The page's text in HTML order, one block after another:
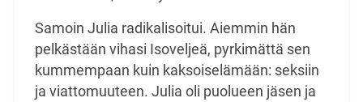
Samoin Julia radikalisoitui. Aiemmin hän
pelkästään vihasi Isoveljeä, pyrkimättä sen
kummempaan kuin kaksoiselämään: seksiin
ja viattomuuteen. Julia oli puolueen jäsen ja